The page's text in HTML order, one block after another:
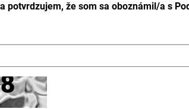
potvrdzujem, že som sa oboznámil/a s